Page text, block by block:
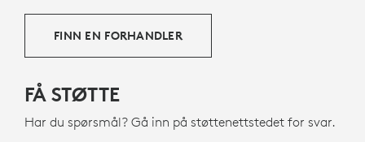
FINN EN FORHANDLER
FÅ STØTTE
Har du spørsmål? Gå inn på støttenettstedet for svar.